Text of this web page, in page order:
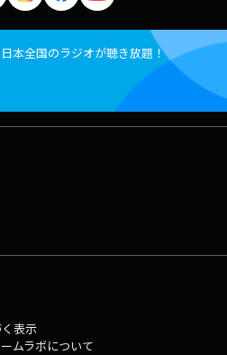
本全国のラジオが聴き放題！
表示
ムラボについて